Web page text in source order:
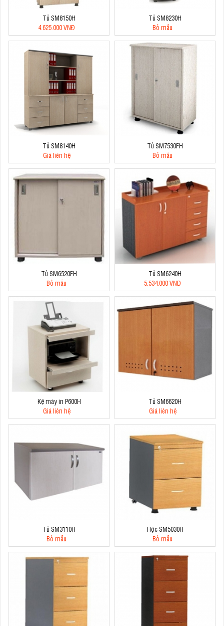
Tủ SM8150H
4.625.000 VNĐ
Tủ SM8230H
Bỏ mẫu
Tủ SM8140H
Giá liên hệ
Tủ SM7530FH
Bỏ mẫu
Tủ SM6520FH
Bỏ mẫu
Tủ SM6240H
5.534.000 VNĐ
Kệ máy in P600H
Giá liên hệ
Tủ SM6620H
Giá liên hệ
Tủ SM3110H
Bỏ mẫu
Hộc SM5030H
Bỏ mẫu